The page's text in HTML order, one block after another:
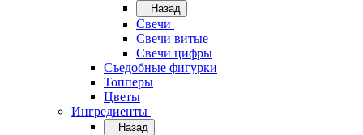
Назад
Свечи
Свечи витые
Свечи цифры
Съедобные фигурки
Топперы
Цветы
Ингредиенты
Назад